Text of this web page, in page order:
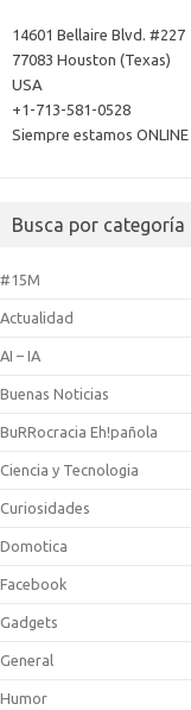
14601 Bellaire Blvd. #227
77083 Houston (Texas)
USA
+1-713-581-0528
Siempre estamos ONLINE
Busca por categoría
#15M
Actualidad
AI – IA
Buenas Noticias
BuRRocracia Eh!pañola
Ciencia y Tecnologia
Curiosidades
Domotica
Facebook
Gadgets
General
Humor